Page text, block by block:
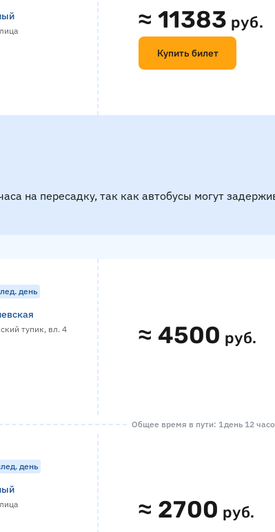
≈11383 руб.
Купить билет
на пересадку, так как автобусы могут
день
тупик, вл. 4 ≈ 4500 руб.
Общее время в пути: 1 день 12
день
≈ 2700 руб.